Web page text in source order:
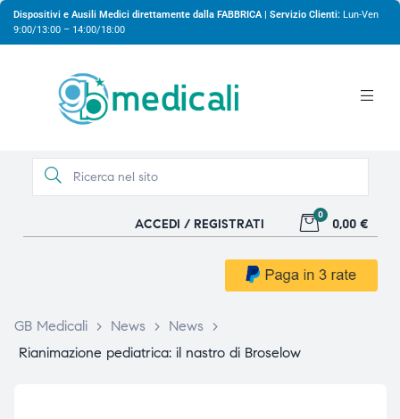
Dispositivi e Ausili Medici direttamente dalla FABBRICA | Servizio Clienti: Lun-Ven
9:00/13:00 – 14:00/18:00
ACCEDI / REGISTRATI
0
0,00 €
GB Medicali > News > News
>
Rianimazione pediatrica: il nastro di Broselow